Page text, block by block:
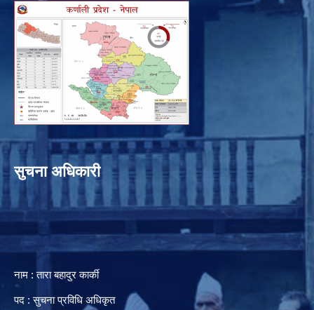
सुचना अधिकारी
नाम : तारा बहादुर कार्की
पद : सुचना प्रविधि अधिकृत